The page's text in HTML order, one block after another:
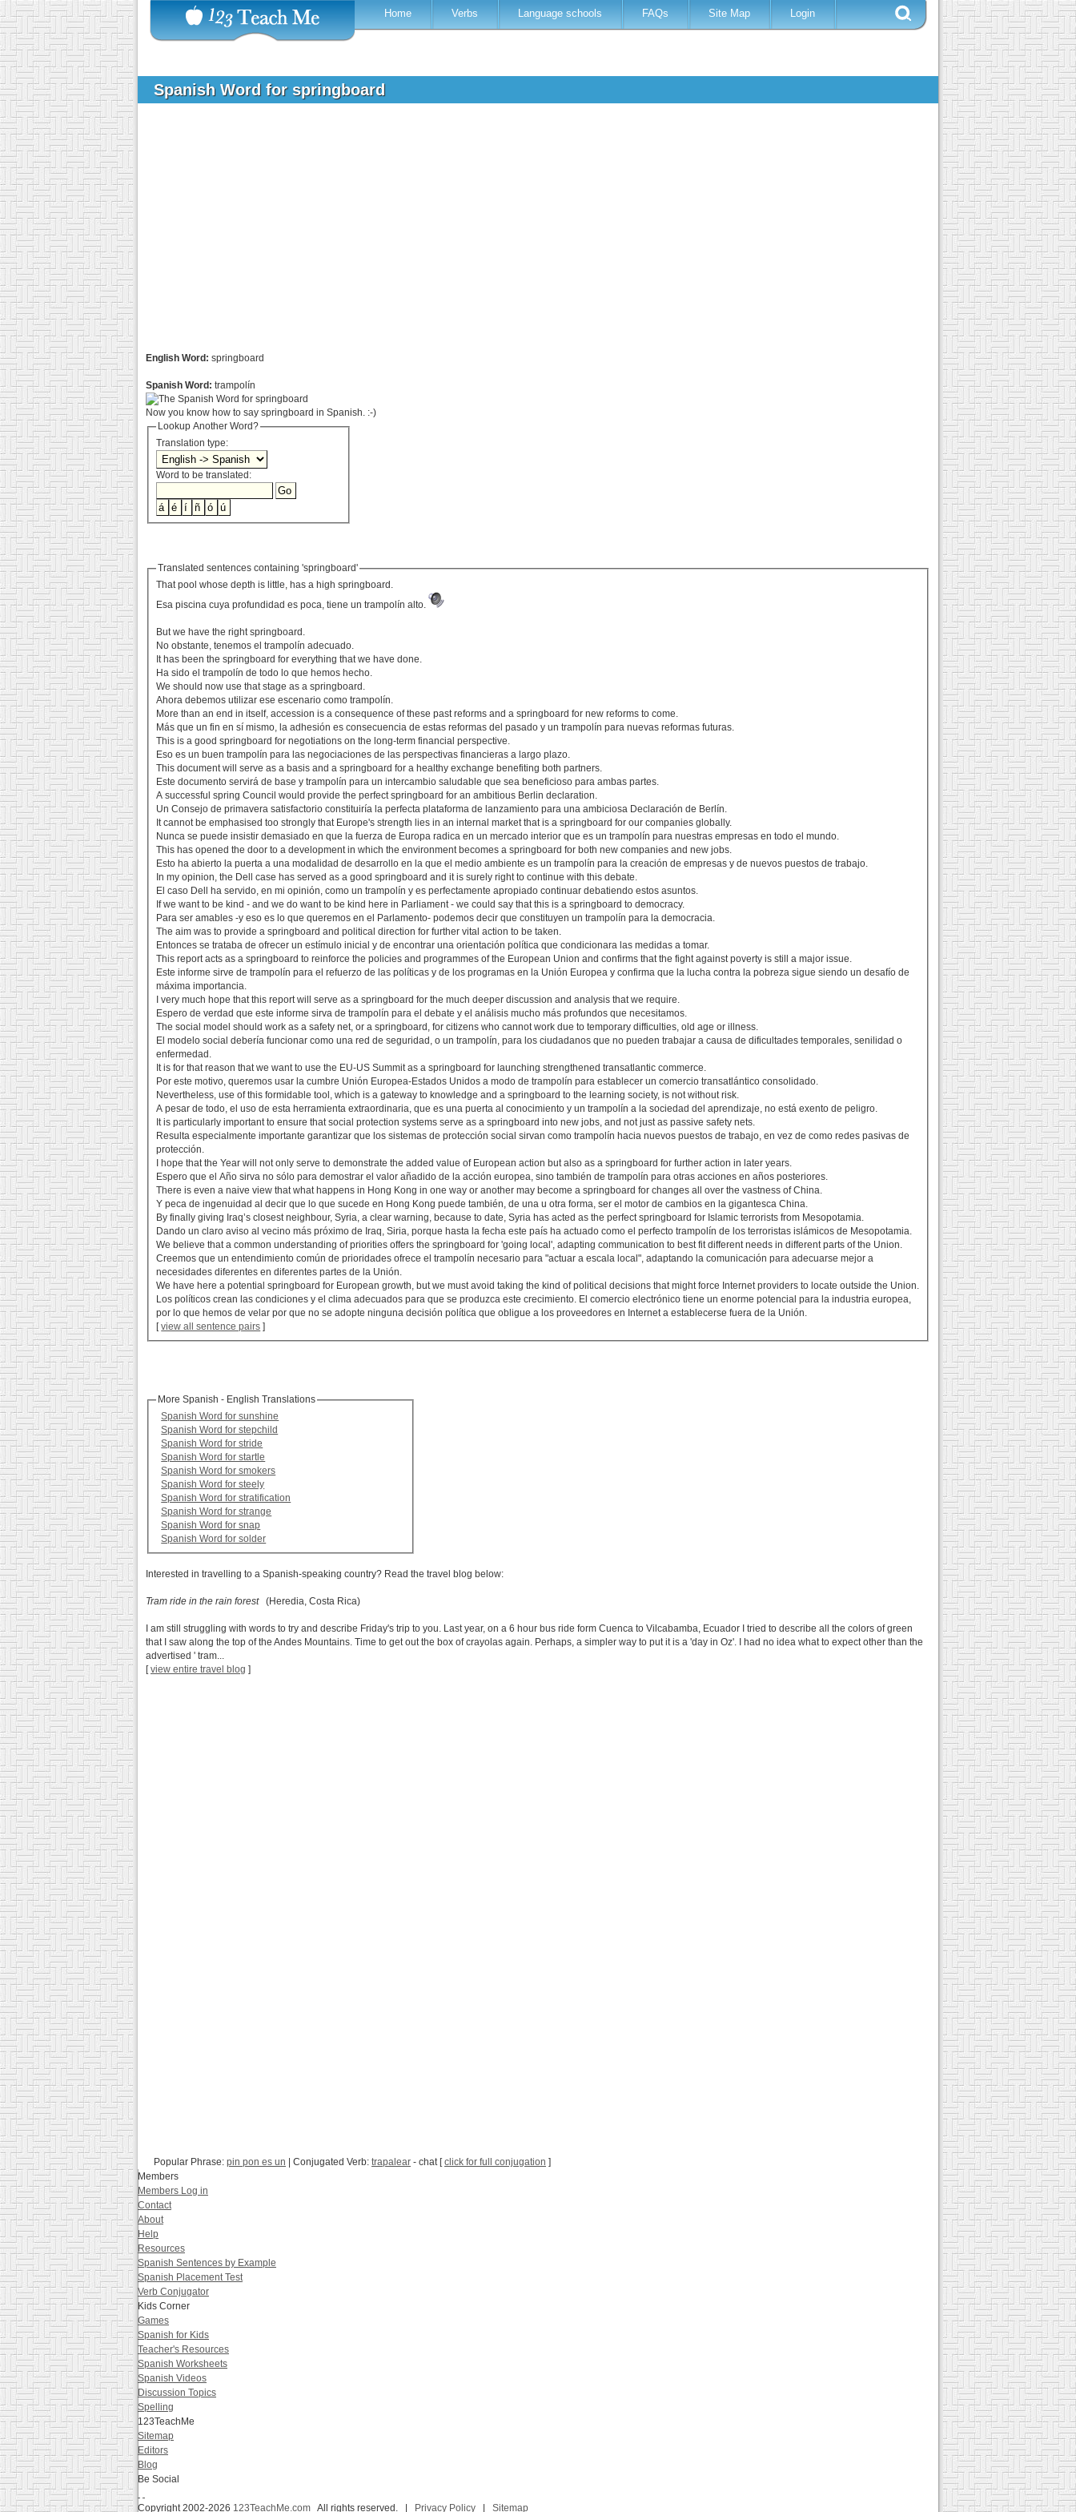
Home Verbs Language schools FAQs Site Map Login
Spanish Word for springboard
English Word: springboard
Spanish Word: trampolín
Now you know how to say springboard in Spanish. :-)
Lookup Another Word?
Translation type:
Word to be translated:
Translated sentences containing 'springboard'
That pool whose depth is little, has a high springboard.
Esa piscina cuya profundidad es poca, tiene un trampolín alto.
But we have the right springboard.
No obstante, tenemos el trampolín adecuado.
It has been the springboard for everything that we have done.
Ha sido el trampolín de todo lo que hemos hecho.
We should now use that stage as a springboard.
Ahora debemos utilizar ese escenario como trampolín.
More than an end in itself, accession is a consequence of these past reforms and a springboard for new reforms to come.
Más que un fin en sí mismo, la adhesión es consecuencia de estas reformas del pasado y un trampolín para nuevas reformas futuras.
This is a good springboard for negotiations on the long-term financial perspective.
Eso es un buen trampolín para las negociaciones de las perspectivas financieras a largo plazo.
This document will serve as a basis and a springboard for a healthy exchange benefiting both partners.
Este documento servirá de base y trampolín para un intercambio saludable que sea beneficioso para ambas partes.
A successful spring Council would provide the perfect springboard for an ambitious Berlin declaration.
Un Consejo de primavera satisfactorio constituiría la perfecta plataforma de lanzamiento para una ambiciosa Declaración de Berlín.
It cannot be emphasised too strongly that Europe's strength lies in an internal market that is a springboard for our companies globally.
Nunca se puede insistir demasiado en que la fuerza de Europa radica en un mercado interior que es un trampolín para nuestras empresas en todo el mundo.
This has opened the door to a development in which the environment becomes a springboard for both new companies and new jobs.
Esto ha abierto la puerta a una modalidad de desarrollo en la que el medio ambiente es un trampolín para la creación de empresas y de nuevos puestos de trabajo.
In my opinion, the Dell case has served as a good springboard and it is surely right to continue with this debate.
El caso Dell ha servido, en mi opinión, como un trampolín y es perfectamente apropiado continuar debatiendo estos asuntos.
If we want to be kind - and we do want to be kind here in Parliament - we could say that this is a springboard to democracy.
Para ser amables -y eso es lo que queremos en el Parlamento- podemos decir que constituyen un trampolín para la democracia.
The aim was to provide a springboard and political direction for further vital action to be taken.
Entonces se trataba de ofrecer un estímulo inicial y de encontrar una orientación política que condicionara las medidas a tomar.
This report acts as a springboard to reinforce the policies and programmes of the European Union and confirms that the fight against poverty is still a major issue.
Este informe sirve de trampolín para el refuerzo de las políticas y de los programas en la Unión Europea y confirma que la lucha contra la pobreza sigue siendo un desafío de
máxima importancia.
I very much hope that this report will serve as a springboard for the much deeper discussion and analysis that we require.
Espero de verdad que este informe sirva de trampolín para el debate y el análisis mucho más profundos que necesitamos.
The social model should work as a safety net, or a springboard, for citizens who cannot work due to temporary difficulties, old age or illness.
El modelo social debería funcionar como una red de seguridad, o un trampolín, para los ciudadanos que no pueden trabajar a causa de dificultades temporales, senilidad o
enfermedad.
It is for that reason that we want to use the EU-US Summit as a springboard for launching strengthened transatlantic commerce.
Por este motivo, queremos usar la cumbre Unión Europea-Estados Unidos a modo de trampolín para establecer un comercio transatlántico consolidado.
Nevertheless, use of this formidable tool, which is a gateway to knowledge and a springboard to the learning society, is not without risk.
A pesar de todo, el uso de esta herramienta extraordinaria, que es una puerta al conocimiento y un trampolín a la sociedad del aprendizaje, no está exento de peligro.
It is particularly important to ensure that social protection systems serve as a springboard into new jobs, and not just as passive safety nets.
Resulta especialmente importante garantizar que los sistemas de protección social sirvan como trampolín hacia nuevos puestos de trabajo, en vez de como redes pasivas de
protección.
I hope that the Year will not only serve to demonstrate the added value of European action but also as a springboard for further action in later years.
Espero que el Año sirva no sólo para demostrar el valor añadido de la acción europea, sino también de trampolín para otras acciones en años posteriores.
There is even a naive view that what happens in Hong Kong in one way or another may become a springboard for changes all over the vastness of China.
Y peca de ingenuidad al decir que lo que sucede en Hong Kong puede también, de una u otra forma, ser el motor de cambios en la gigantesca China.
By finally giving Iraq’s closest neighbour, Syria, a clear warning, because to date, Syria has acted as the perfect springboard for Islamic terrorists from Mesopotamia.
Dando un claro aviso al vecino más próximo de Iraq, Siria, porque hasta la fecha este país ha actuado como el perfecto trampolín de los terroristas islámicos de Mesopotamia.
We believe that a common understanding of priorities offers the springboard for 'going local', adapting communication to best fit different needs in different parts of the Union.
Creemos que un entendimiento común de prioridades ofrece el trampolín necesario para "actuar a escala local", adaptando la comunicación para adecuarse mejor a
necesidades diferentes en diferentes partes de la Unión.
We have here a potential springboard for European growth, but we must avoid taking the kind of political decisions that might force Internet providers to locate outside the Union.
Los políticos crean las condiciones y el clima adecuados para que se produzca este crecimiento. El comercio electrónico tiene un enorme potencial para la industria europea,
por lo que hemos de velar por que no se adopte ninguna decisión política que obligue a los proveedores en Internet a establecerse fuera de la Unión.
[view all sentence pairs ]
More Spanish - English Translations
Spanish Word for sunshine
Spanish Word for stepchild
Spanish Word for stride
Spanish Word for startle
Spanish Word for smokers
Spanish Word for steely
Spanish Word for stratification
Spanish Word for strange
Spanish Word for snap
Spanish Word for solder
Interested in travelling to a Spanish-speaking country? Read the travel blog below:
Tram ride in the rain forest(Heredia, Costa Rica)
I am still struggling with words to try and describe Friday's trip to you. Last year, on a 6 hour bus ride form Cuenca to Vilcabamba, Ecuador I tried to describe all the colors of green
that I saw along the top of the Andes Mountains. Time to get out the box of crayolas again. Perhaps, a simpler way to put it is a 'day in Oz'. I had no idea what to expect other than the
advertised ' tram...
[view entire travel blog ]
Popular Phrase: pin pon es un | Conjugated Verb: trapalear - chat [click for full conjugation ]
Members
Members Log in
Contact
About
Help
Resources
Spanish Sentences by Example
Spanish Placement Test
Verb Conjugator
Kids Corner
Games
Spanish for Kids
Teacher's Resources
Spanish Worksheets
Spanish Videos
Discussion Topics
Spelling
123TeachMe
Sitemap
Editors
Blog
Be Social
Copyright 2002-2026 123TeachMe.com All rights reserved. | Privacy Policy Sitemap